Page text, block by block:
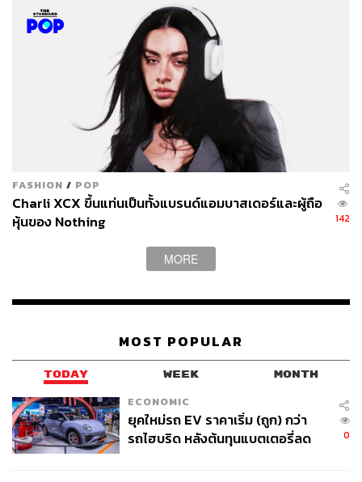
FASHION / POP
Charli XCX ขึ้นแท่นเป็นทั้งแบรนด์แอมบาสเดอร์และผู้ถือ
หุ้นของ Nothing
142
MORE
MOST POPULAR
TODAY WEEK MONTH
ECONOMIC
ยุคใหม่รถ EV ราคาเริ่ม (ถูก) กว่า
รถไฮบริด หลังต้นทุนแบตเตอรี่ลด
0